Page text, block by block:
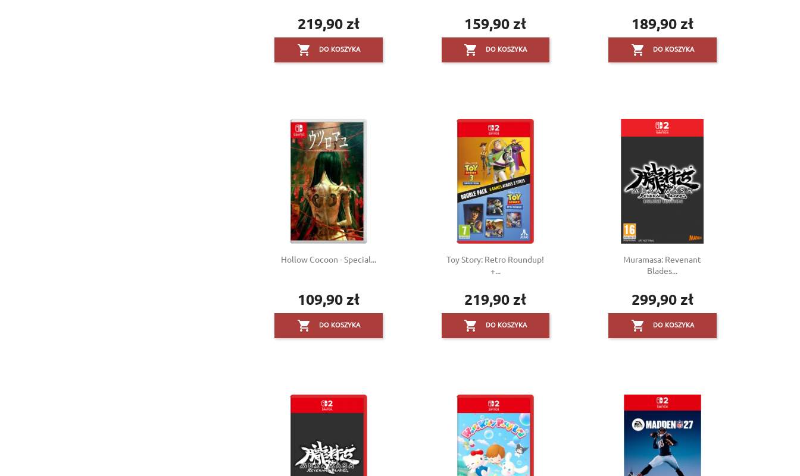
Add to wishlist ×
Create new list
Create wishlist
((confirmMessage))
((cancelText)) ((modalDeleteText))
You need to be logged in to save products in your wishlist.
Cancel Sign in
Cena
219,90 zł
 DO KOSZYKA
Cena
159,90 zł
 DO KOSZYKA
Cena
189,90 zł
 DO KOSZYKA
Hollow Cocoon - Special...
Cena
109,90 zł
 DO KOSZYKA
Toy Story: Retro Roundup!
+...
Cena
219,90 zł
 DO KOSZYKA
Muramasa: Revenant
Blades...
Cena
299,90 zł
 DO KOSZYKA